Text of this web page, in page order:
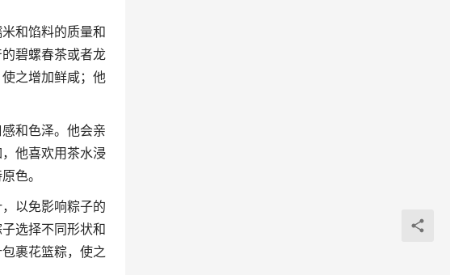
和馅料的质量和
碧螺春茶或者龙
之增加鲜咸；他
和色泽。他会亲
他喜欢用茶水浸
色。
以免影响粽子的
选择不同形状和
裹花篮粽，使之